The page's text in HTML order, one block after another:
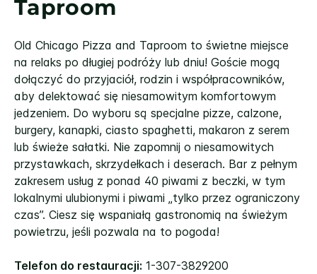
Taproom
Old Chicago Pizza and Taproom to świetne miejsce
na relaks po długiej podróży lub dniu! Goście mogą
dołączyć do przyjaciół, rodzin i współpracowników,
aby delektować się niesamowitym komfortowym
jedzeniem. Do wyboru są specjalne pizze, calzone,
burgery, kanapki, ciasto spaghetti, makaron z serem
lub świeże sałatki. Nie zapomnij o niesamowitych
przystawkach, skrzydełkach i deserach. Bar z pełnym
zakresem usług z ponad 40 piwami z beczki, w tym
lokalnymi ulubionymi i piwami „tylko przez ograniczony
czas”. Ciesz się wspaniałą gastronomią na świeżym
powietrzu, jeśli pozwala na to pogoda!
Telefon do restauracji: 1-307-3829200